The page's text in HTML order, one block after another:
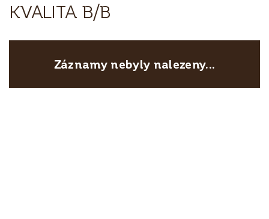
KVALITA B/B
Záznamy nebyly nalezeny...